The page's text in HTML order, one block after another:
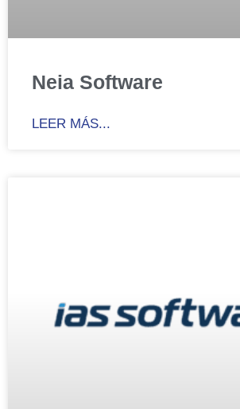
Neia Software
LEER MÁS...